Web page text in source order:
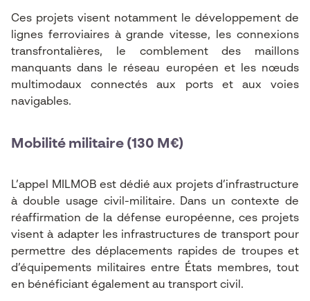
Ces projets visent notamment le développement de
lignes ferroviaires à grande vitesse, les connexions
transfrontalières, le comblement des maillons
manquants dans le réseau européen et les nœuds
multimodaux connectés aux ports et aux voies
navigables.
Mobilité militaire (130 M€)
L’appel MILMOB est dédié aux projets d’infrastructure
à double usage civil-militaire. Dans un contexte de
réaffirmation de la défense européenne, ces projets
visent à adapter les infrastructures de transport pour
permettre des déplacements rapides de troupes et
d’équipements militaires entre États membres, tout
en bénéficiant également au transport civil.